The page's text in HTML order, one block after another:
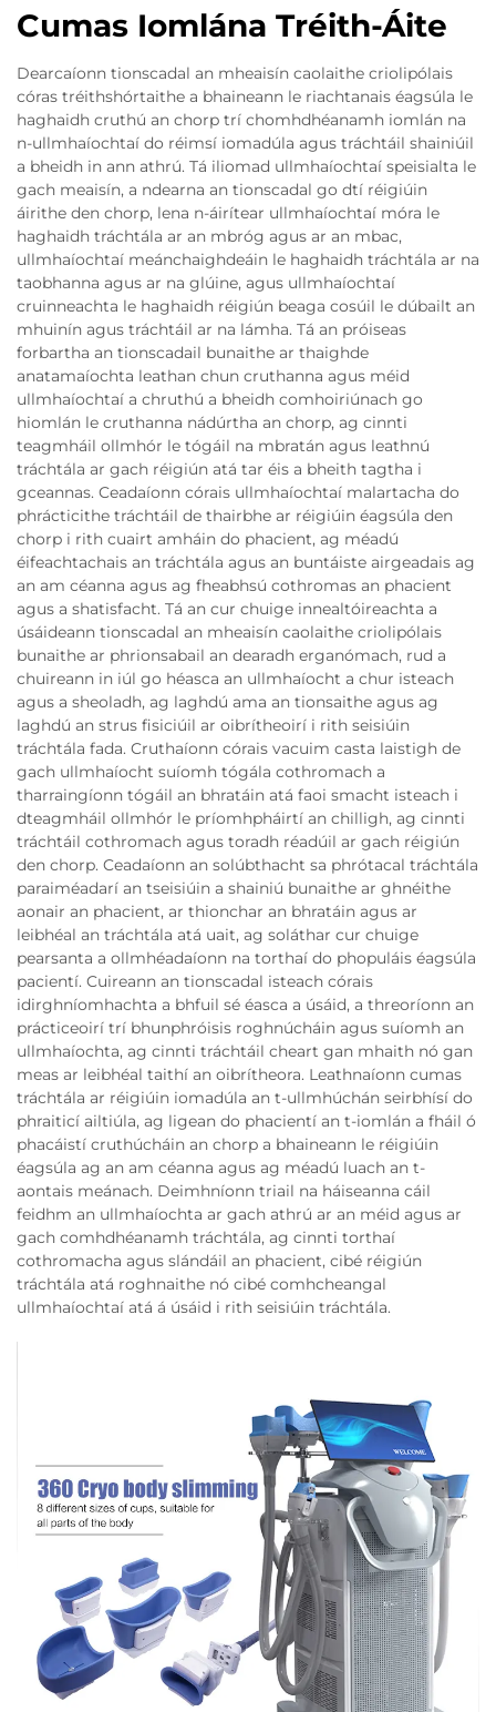
Cumas Iomlána Tréith-Áite
Dearcaíonn tionscadal an mheaisín caolaithe criolipólais
córas tréithshórtaithe a bhaineann le riachtanais éagsúla le
haghaidh cruthú an chorp trí chomhdhéanamh iomlán na
n-ullmhaíochtaí do réimsí iomadúla agus tráchtáil shainiúil
a bheidh in ann athrú. Tá iliomad ullmhaíochtaí speisialta le
gach meaisín, a ndearna an tionscadal go dtí réigiúin
áirithe den chorp, lena n-áirítear ullmhaíochtaí móra le
haghaidh tráchtála ar an mbróg agus ar an mbac,
ullmhaíochtaí meánchaighdeáin le haghaidh tráchtála ar na
taobhanna agus ar na glúine, agus ullmhaíochtaí
cruinneachta le haghaidh réigiún beaga cosúil le dúbailt an
mhuinín agus tráchtáil ar na lámha. Tá an próiseas
forbartha an tionscadail bunaithe ar thaighde
anatamaíochta leathan chun cruthanna agus méid
ullmhaíochtaí a chruthú a bheidh comhoiriúnach go
hiomlán le cruthanna nádúrtha an chorp, ag cinnti
teagmháil ollmhór le tógáil na mbratán agus leathnú
tráchtála ar gach réigiún atá tar éis a bheith tagtha i
gceannas. Ceadaíonn córais ullmhaíochtaí malartacha do
phrácticithe tráchtáil de thairbhe ar réigiúin éagsúla den
chorp i rith cuairt amháin do phacient, ag méadú
éifeachtachais an tráchtála agus an buntáiste airgeadais ag
an am céanna agus ag fheabhsú cothromas an phacient
agus a shatisfacht. Tá an cur chuige innealtóireachta a
úsáideann tionscadal an mheaisín caolaithe criolipólais
bunaithe ar phrionsabail an dearadh erganómach, rud a
chuireann in iúl go héasca an ullmhaíocht a chur isteach
agus a sheoladh, ag laghdú ama an tionsaithe agus ag
laghdú an strus fisiciúil ar oibrítheoirí i rith seisiúin
tráchtála fada. Cruthaíonn córais vacuim casta laistigh de
gach ullmhaíocht suíomh tógála cothromach a
tharraingíonn tógáil an bhratáin atá faoi smacht isteach i
dteagmháil ollmhór le príomhpháirtí an chilligh, ag cinnti
tráchtáil cothromach agus toradh réadúil ar gach réigiún
den chorp. Ceadaíonn an solúbthacht sa phrótacal tráchtála
paraiméadarí an tseisiúin a shainiú bunaithe ar ghnéithe
aonair an phacient, ar thionchar an bhratáin agus ar
leibhéal an tráchtála atá uait, ag soláthar cur chuige
pearsanta a ollmhéadaíonn na torthaí do phopuláis éagsúla
pacientí. Cuireann an tionscadal isteach córais
idirghníomhachta a bhfuil sé éasca a úsáid, a threoríonn an
prácticeoirí trí bhunphróisis roghnúcháin agus suíomh an
ullmhaíochta, ag cinnti tráchtáil cheart gan mhaith nó gan
meas ar leibhéal taithí an oibrítheora. Leathnaíonn cumas
tráchtála ar réigiúin iomadúla an t-ullmhúchán seirbhísí do
phraiticí ailtiúla, ag ligean do phacientí an t-iomlán a fháil ó
phacáistí cruthúcháin an chorp a bhaineann le réigiúin
éagsúla ag an am céanna agus ag méadú luach an t-
aontais meánach. Deimhníonn triail na háiseanna cáil
feidhm an ullmhaíochta ar gach athrú ar an méid agus ar
gach comhdhéanamh tráchtála, ag cinnti torthaí
cothromacha agus slándáil an phacient, cibé réigiún
tráchtála atá roghnaithe nó cibé comhcheangal
ullmhaíochtaí atá á úsáid i rith seisiúin tráchtála.